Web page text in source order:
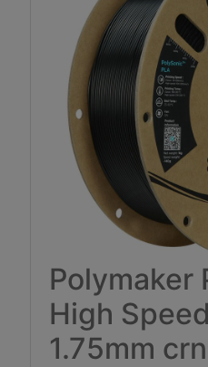
Polymaker
High
1.75mm